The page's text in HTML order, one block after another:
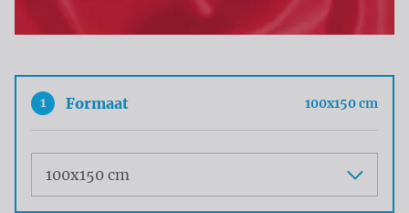
1 Formaat 100x150 cm